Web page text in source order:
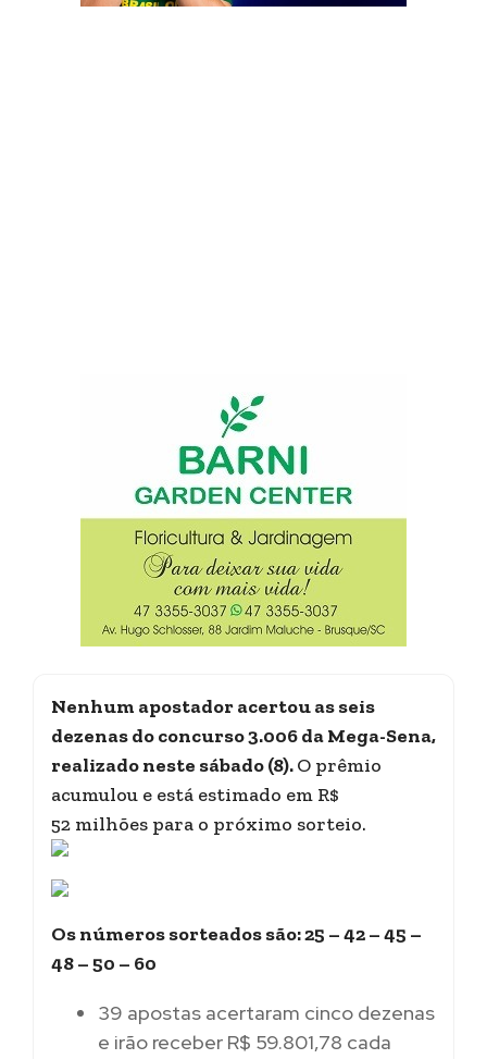
Nenhum apostador acertou as seis
dezenas do concurso 3.006 da Mega-Sena,
realizado neste sábado (8).O prêmio
acumulou e está estimado em R$
52 milhões para o próximo sorteio.
Os números sorteados são: 25 – 42 – 45 –
48 – 50 – 60
39 apostas acertaram cinco dezenas
e irão receber R$ 59.801,78 cada